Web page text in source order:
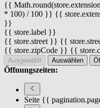
{{
* 100) / 100 }} {{
}}
{{ store.label }}
{{ store.street }} {{
{{ store.zipCode }} {{
Ausgewählt Auswählen
Öffnungszeiten:
Seite {{